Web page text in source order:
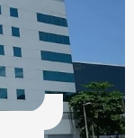
também
em
em 2023, 21,1%